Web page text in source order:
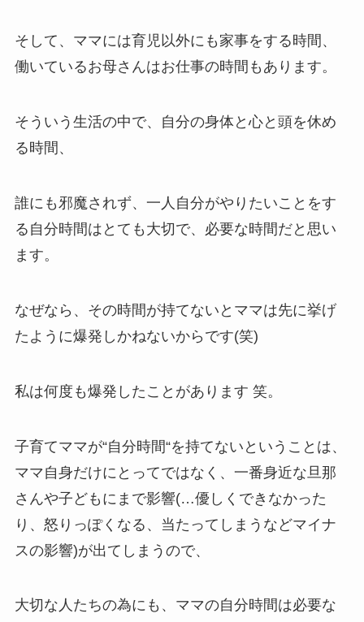
そして、ママには育児以外にも家事をする時間、
働いているお母さんはお仕事の時間もあります。
そういう生活の中で、自分の身体と心と頭を休め
る時間、
誰にも邪魔されず、一人自分がやりたいことをす
る自分時間はとても大切で、必要な時間だと思い
ます。
なぜなら、その時間が持てないとママは先に挙げ
たように爆発しかねないからです(笑)
私は何度も爆発したことがあります 笑。
子育てママが“自分時間“を持てないということは、
ママ自身だけにとってではなく、一番身近な旦那
さんや子どもにまで影響(…優しくできなかった
り、怒りっぽくなる、当たってしまうなどマイナ
スの影響)が出てしまうので、
大切な人たちの為にも、ママの自分時間は必要な